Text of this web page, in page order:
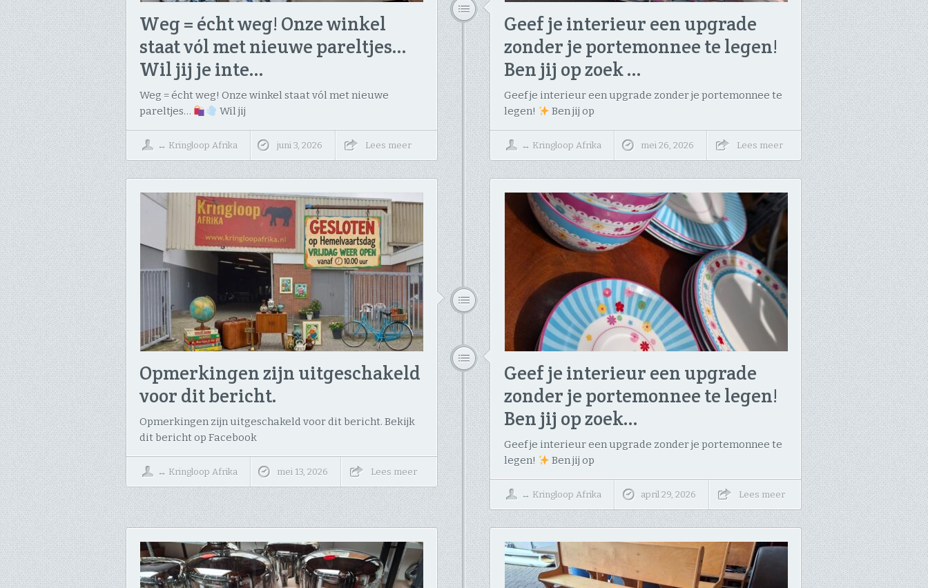
Weg = écht weg! Onze winkel
staat vól met nieuwe pareltjes… ​
Wil jij je inte…
Weg = écht weg! Onze winkel staat vól met nieuwe
pareltjes…
​Wil jij
↔ Kringloop Afrika juni 3, 2026 Lees meer
Geef je interieur een upgrade
zonder je portemonnee te legen!
Ben jij op zoek …
Geef je interieur een upgrade zonder je portemonnee te
legen!
Ben jij op
↔ Kringloop Afrika mei 26, 2026 Lees meer
Opmerkingen zijn uitgeschakeld
voor dit bericht.
Opmerkingen zijn uitgeschakeld voor dit bericht. Bekijk
dit bericht op Facebook
↔ Kringloop Afrika mei 13, 2026 Lees meer
Geef je interieur een upgrade
zonder je portemonnee te legen! ​
Ben jij op zoek…
Geef je interieur een upgrade zonder je portemonnee te
legen!
​Ben jij op
↔ Kringloop Afrika april 29, 2026 Lees meer